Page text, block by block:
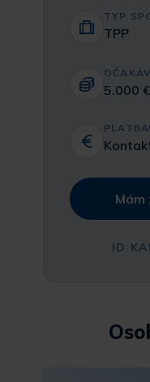
TYP
TPP
5.000 €
PLATBA
ID